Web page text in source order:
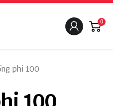
0
phi 100